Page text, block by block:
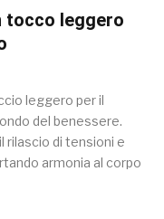
tocco leggero
leggero per il
del benessere.
rilascio di tensioni e
armonia al corpo